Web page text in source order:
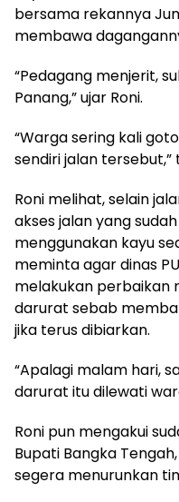
bersama rekannya
membawa
“Pedagang menjerit,
Panang,” ujar Roni.
“Warga sering kali
sendiri jalan tersebut,”
Roni melihat, selain
akses jalan yang
menggunakan kayu
meminta agar dinas
melakukan perbaikan
darurat sebab
jika terus dibiarkan.
“Apalagi malam hari,
darurat itu dilewati
Roni pun mengakui
Bupati Bangka
segera menurunkan